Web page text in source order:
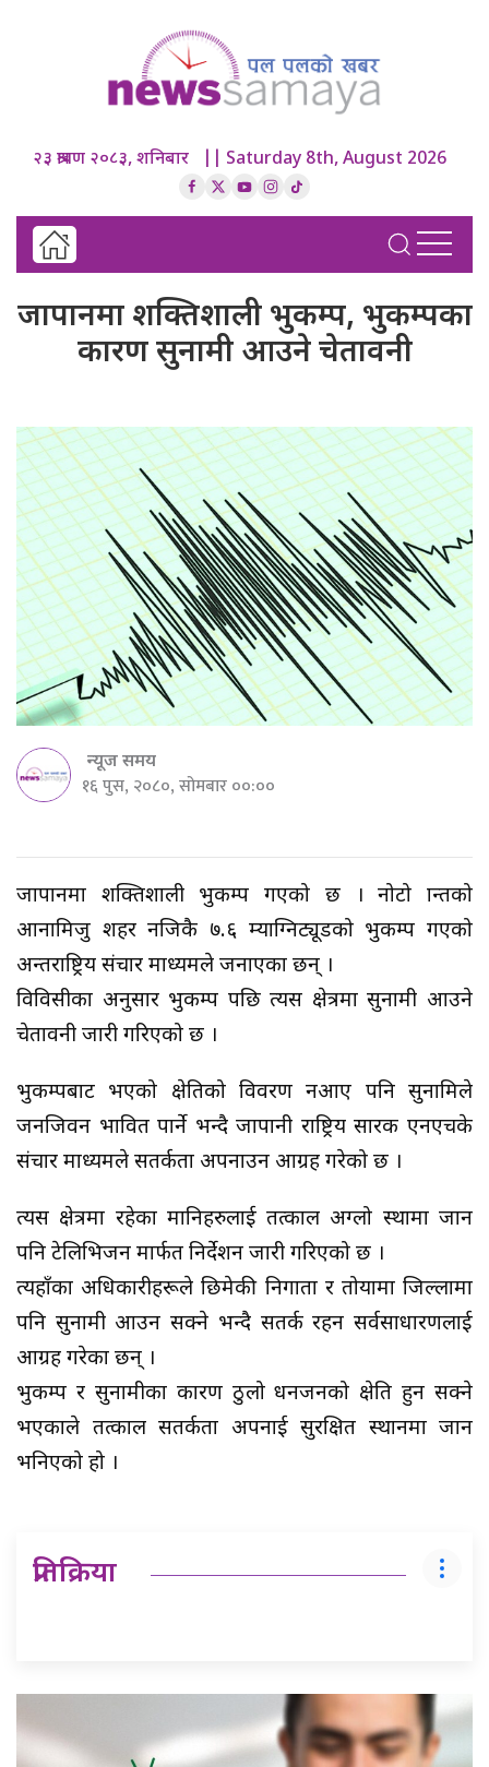
२३ श्रावण २०८३, शनिबार || Saturday 8th, August 2026
जापानमा शक्तिशाली भुकम्प, भुकम्पका
कारण सुनामी आउने चेतावनी
न्यूज समय
१६ पुस, २०८०, सोमबार ००:००
जापानमा शक्तिशाली भुकम्प गएको छ । नोटो प्रान्तको
आनामिजु शहर नजिकै ७.६ म्याग्निट्यूडको भुकम्प गएको
अन्तराष्ट्रिय संचार माध्यमले जनाएका छन् ।
विविसीका अनुसार भुकम्प पछि त्यस क्षेत्रमा सुनामी आउने
चेतावनी जारी गरिएको छ ।
भुकम्पबाट भएको क्षेतिको विवरण नआए पनि सुनामिले
जनजिवन प्रभावित पार्ने भन्दै जापानी राष्ट्रिय प्रसारक एनएचके
संचार माध्यमले सतर्कता अपनाउन आग्रह गरेको छ ।
त्यस क्षेत्रमा रहेका मानिहरुलाई तत्काल अग्लो स्थामा जान
पनि टेलिभिजन मार्फत निर्देशन जारी गरिएको छ ।
त्यहाँका अधिकारीहरूले छिमेकी निगाता र तोयामा जिल्लामा
पनि सुनामी आउन सक्ने भन्दै सतर्क रहन सर्वसाधारणलाई
आग्रह गरेका छन् ।
भुकम्प र सुनामीका कारण ठुलो धनजनको क्षेति हुन सक्ने
भएकाले तत्काल सतर्कता अपनाई सुरक्षित स्थानमा जान
भनिएको हो ।
प्रतिक्रिया